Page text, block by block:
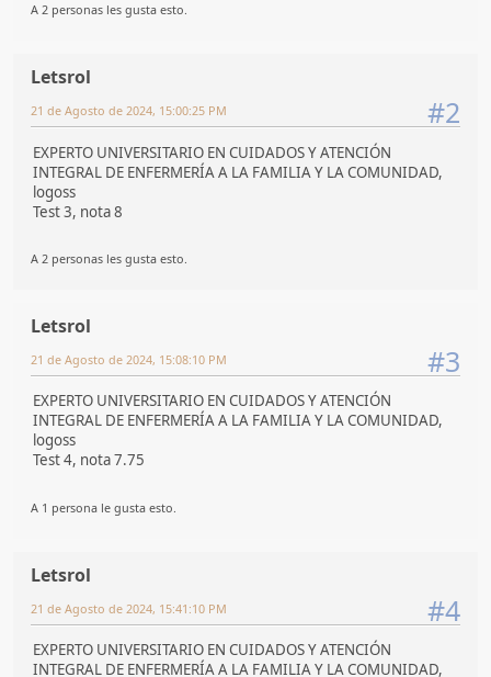
A 2 personas les gusta esto.
Letsrol
#2
21 de Agosto de 2024, 15:00:25 PM
EXPERTO UNIVERSITARIO EN CUIDADOS Y ATENCIÓN
INTEGRAL DE ENFERMERÍA A LA FAMILIA Y LA COMUNIDAD,
logoss
Test 3, nota 8
A 2 personas les gusta esto.
Letsrol
#3
21 de Agosto de 2024, 15:08:10 PM
EXPERTO UNIVERSITARIO EN CUIDADOS Y ATENCIÓN
INTEGRAL DE ENFERMERÍA A LA FAMILIA Y LA COMUNIDAD,
logoss
Test 4, nota 7.75
A 1 persona le gusta esto.
Letsrol
#4
21 de Agosto de 2024, 15:41:10 PM
EXPERTO UNIVERSITARIO EN CUIDADOS Y ATENCIÓN
INTEGRAL DE ENFERMERÍA A LA FAMILIA Y LA COMUNIDAD,